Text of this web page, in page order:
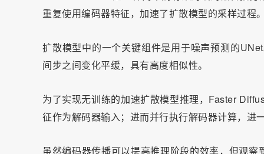
重复使用编码器特征，加速了扩散模型的采样过程
扩散模型中的一个关键组件是用于噪声预测的
间步之间变化平缓，具有高度相似性。
为了实现无训练的加速扩散模型推理，Faster
征作为解码器输入；进而并行执行解码器计算，进
虽然编码器传播可以提高推理阶段的效率，但观